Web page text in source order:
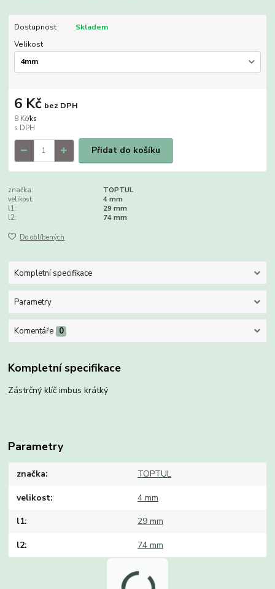
Dostupnost
Skladem
Velikost
8 Kč/ks
6 Kč bez DPH
Přidat do košíku
značka:
TOPTUL
velikost:
4 mm
l1:
29 mm
l2:
74 mm
Do oblíbených
Kompletní specifikace
Parametry
Komentáře 0
Kompletní specifikace
Zástrčný klíč imbus krátký
Parametry
značka TOPTUL
velikost 4 mm
l1 29 mm
l2 74 mm